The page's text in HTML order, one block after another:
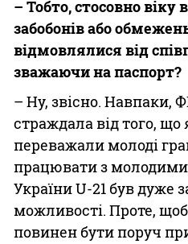
– Тобто, стосовно віку
забобонів або
відмовлялися від
зважаючи на паспорт?
– Ну, звісно. Навпаки,
страждала від того, що
переважали молоді
працювати з
України U-21 був дуже
можливості. Проте,
повинен бути поруч